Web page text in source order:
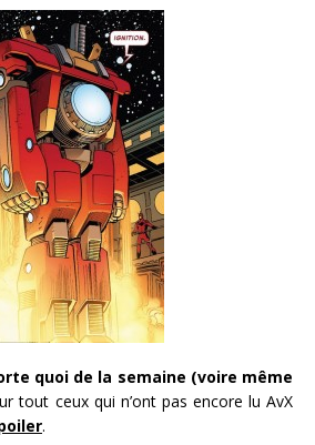
quoi de la semaine (voire même
tout ceux qui n’ont pas encore lu AvX
.